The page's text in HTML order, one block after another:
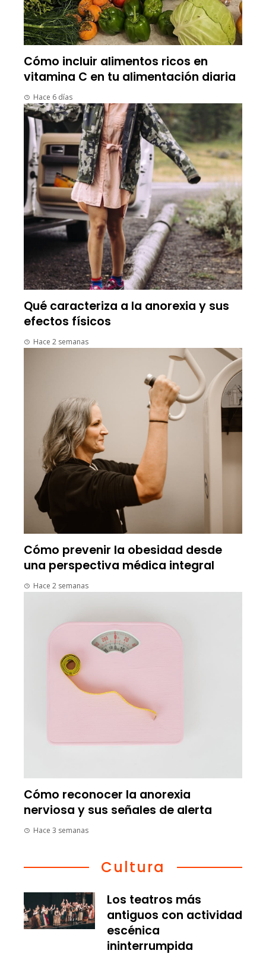
Cómo incluir alimentos ricos en
vitamina C en tu alimentación diaria
Hace 6 días
Qué caracteriza a la anorexia y sus
efectos físicos
Hace 2 semanas
Cómo prevenir la obesidad desde
una perspectiva médica integral
Hace 2 semanas
Cómo reconocer la anorexia
nerviosa y sus señales de alerta
Hace 3 semanas
Cultura
Los teatros más
antiguos con actividad
escénica
ininterrumpida